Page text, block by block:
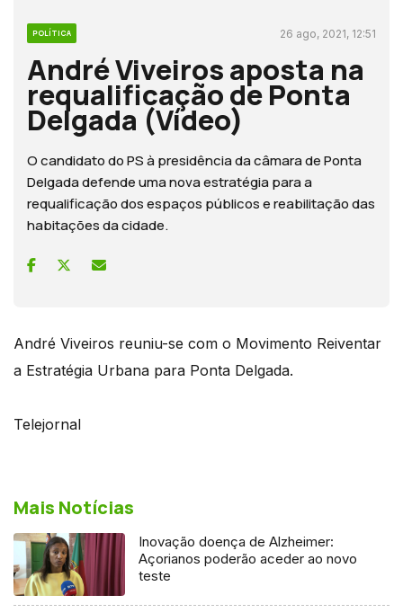
POLÍTICA 26 ago, 2021, 12:51
André Viveiros aposta na
requalificação de Ponta
Delgada (Vídeo)
O candidato do PS à presidência da câmara de Ponta
Delgada defende uma nova estratégia para a
requalificação dos espaços públicos e reabilitação das
habitações da cidade.
André Viveiros reuniu-se com o Movimento Reiventar
a Estratégia Urbana para Ponta Delgada.
Telejornal
Mais Notícias
Inovação doença de Alzheimer:
Açorianos poderão aceder ao novo
teste